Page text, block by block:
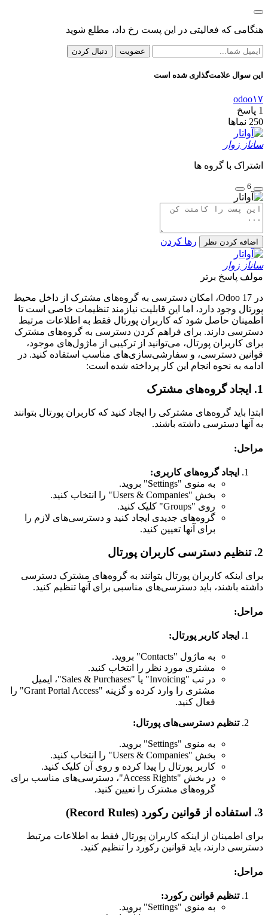
هنگامی که فعالیتی در این پست رخ داد، مطلع شوید
عضویت دنبال کردن
این سوال علامت‌گذاری شده است
odoo۱۷
1 پاسخ
250 نماها
ساناز زوار
اشتراک با گروه ها
6
اضافه کردن نظر رها کردن
ساناز زوار
مولف پاسخ برتر
در Odoo 17، امکان دسترسی به گروه‌های مشترک از داخل محیط
پورتال وجود دارد، اما این قابلیت نیازمند تنظیمات خاصی است تا
اطمینان حاصل شود که کاربران پورتال فقط به اطلاعات مرتبط
دسترسی دارند. برای فراهم کردن دسترسی به گروه‌های مشترک
برای کاربران پورتال، می‌توانید از ترکیبی از ماژول‌های موجود،
قوانین دسترسی، و سفارشی‌سازی‌های مناسب استفاده کنید. در
ادامه به نحوه انجام این کار پرداخته شده است:
1. ایجاد گروه‌های مشترک
ابتدا باید گروه‌های مشترکی را ایجاد کنید که کاربران پورتال بتوانند
به آنها دسترسی داشته باشند.
مراحل:
ایجاد گروه‌های کاربری:
به منوی "Settings" بروید.
بخش "Users & Companies" را انتخاب کنید.
روی "Groups" کلیک کنید.
گروه‌های جدیدی ایجاد کنید و دسترسی‌های لازم را
برای آنها تعیین کنید.
2. تنظیم دسترسی کاربران پورتال
برای اینکه کاربران پورتال بتوانند به گروه‌های مشترک دسترسی
داشته باشند، باید دسترسی‌های مناسبی برای آنها تنظیم کنید.
مراحل:
ایجاد کاربر پورتال:
به ماژول "Contacts" بروید.
مشتری مورد نظر را انتخاب کنید.
در تب "Invoicing" یا "Sales & Purchases"، ایمیل
مشتری را وارد کرده و گزینه "Grant Portal Access" را
فعال کنید.
تنظیم دسترسی‌های پورتال:
به منوی "Settings" بروید.
بخش "Users & Companies" را انتخاب کنید.
کاربر پورتال را پیدا کرده و روی آن کلیک کنید.
در بخش "Access Rights"، دسترسی‌های مناسب برای
گروه‌های مشترک را تعیین کنید.
3. استفاده از قوانین رکورد (Record Rules)
برای اطمینان از اینکه کاربران پورتال فقط به اطلاعات مرتبط
دسترسی دارند، باید قوانین رکورد را تنظیم کنید.
مراحل:
تنظیم قوانین رکورد:
به منوی "Settings" بروید.